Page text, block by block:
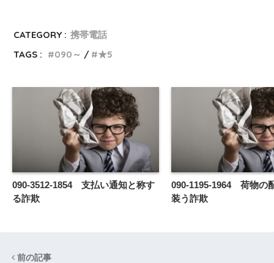
CATEGORY : 携帯電話
TAGS :
090～ ★5
090-3512-1854 支払い通知と称す
る詐欺
090-1195-1964 荷物の
装う詐欺
前の記事